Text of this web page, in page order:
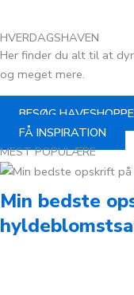
HVERDAGSHAVEN
Her finder du alt til at
og meget mere.
BESØG
FÅ INSPIRATION
MEST POPULÆRE
Min bedste